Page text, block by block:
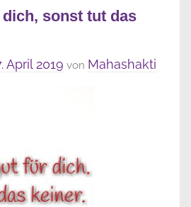
sonst tut das
April 2019 von Mahashakti